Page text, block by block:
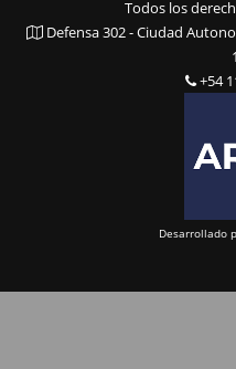
Todos los
Defensa 302 - Ciudad
+54
Desarrollado